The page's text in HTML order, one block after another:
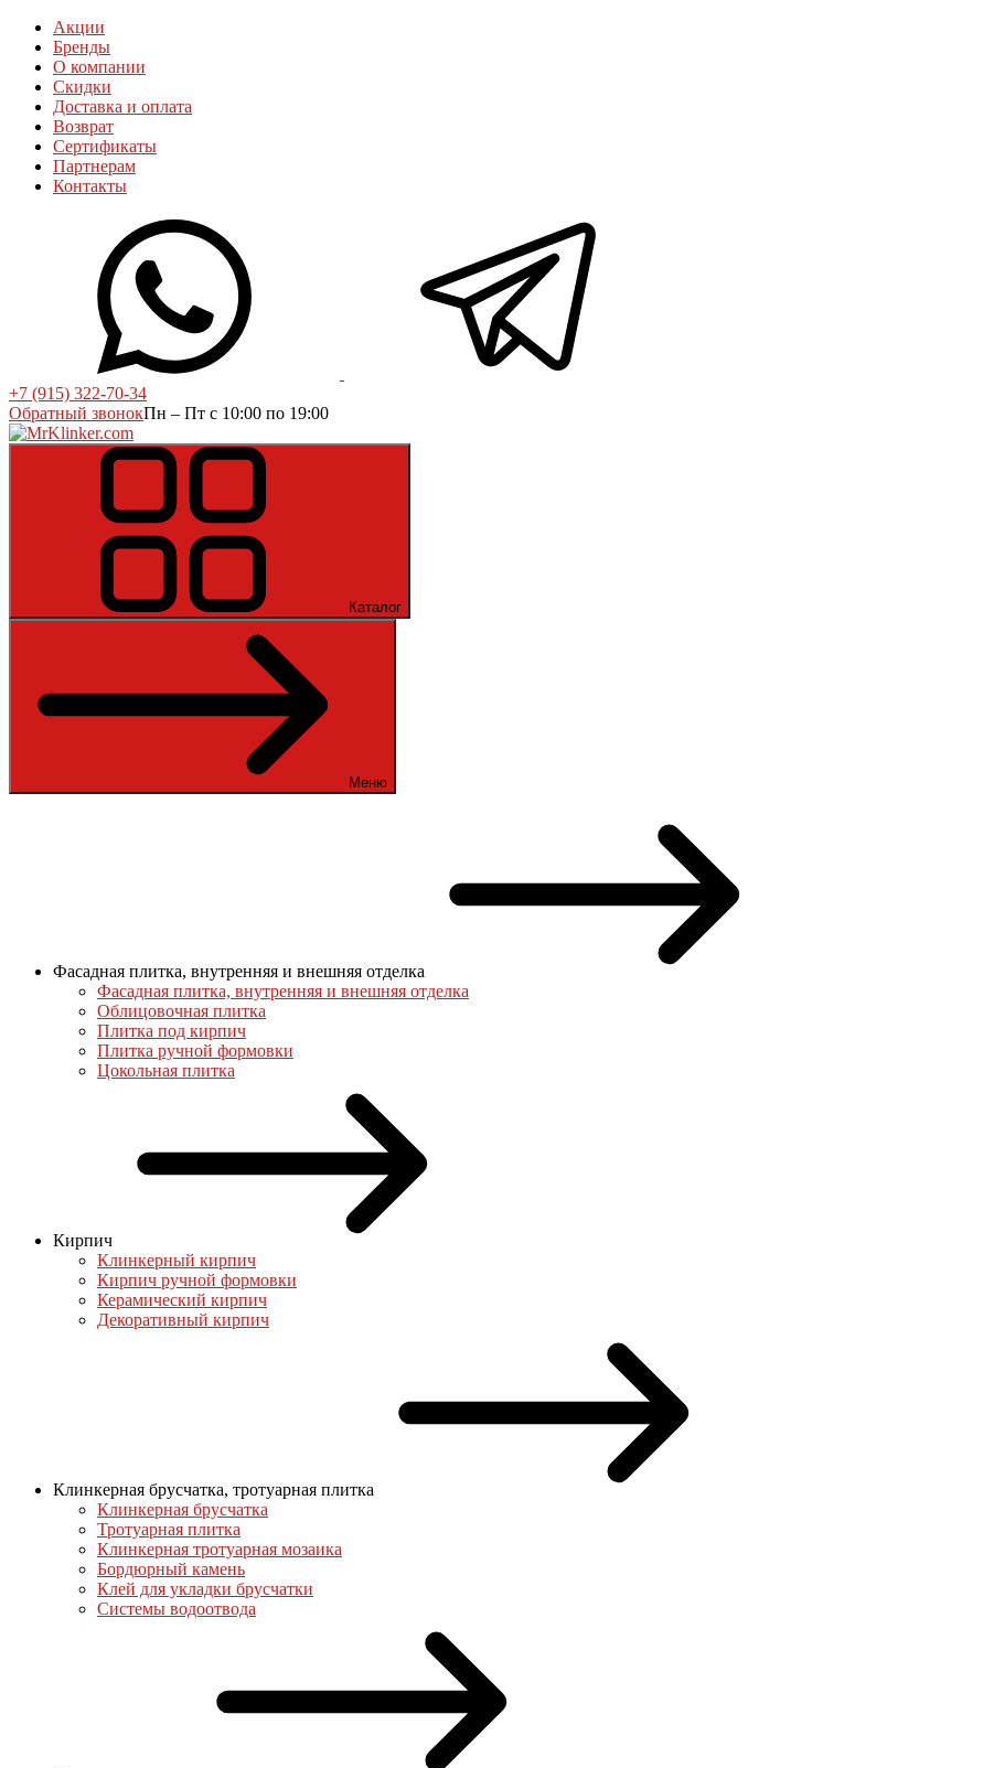
Акции
Бренды
О компании
Скидки
Доставка и оплата
Возврат
Сертификаты
Партнерам
Контакты
+7 (915) 322-70-34
Обратный звонокПн – Пт с 10:00 по 19:00
Каталог
Меню
Фасадная плитка, внутренняя и внешняя отделка
Фасадная плитка, внутренняя и внешняя отделка
Облицовочная плитка
Плитка под кирпич
Плитка ручной формовки
Цокольная плитка
Кирпич
Клинкерный кирпич
Кирпич ручной формовки
Керамический кирпич
Декоративный кирпич
Клинкерная брусчатка, тротуарная плитка
Клинкерная брусчатка
Тротуарная плитка
Клинкерная тротуарная мозаика
Бордюрный камень
Клей для укладки брусчатки
Системы водоотвода